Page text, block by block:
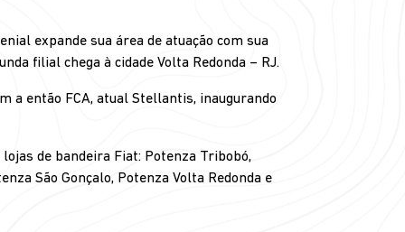
expande sua área de atuação com sua
filial chega à cidade Volta Redonda – RJ.
a então FCA, atual Stellantis, inaugurando
de bandeira Fiat: Potenza Tribobó,
São Gonçalo, Potenza Volta Redonda e